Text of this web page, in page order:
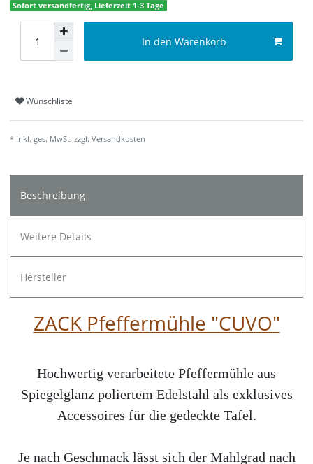
Sofort versandfertig, Lieferzeit 1-3 Tage
In den Warenkorb
Wunschliste
* inkl. ges. MwSt. zzgl. Versandkosten
Beschreibung
Weitere Details
Hersteller
ZACK Pfeffermühle "CUVO"
Hochwertig verarbeitete Pfeffermühle aus
Spiegelglanz poliertem Edelstahl als exklusives
Accessoires für die gedeckte Tafel.
Je nach Geschmack lässt sich der Mahlgrad nach